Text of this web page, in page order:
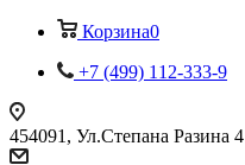
Корзина0
+7 (499) 112-333-9
454091, Ул.Степана Разина 4